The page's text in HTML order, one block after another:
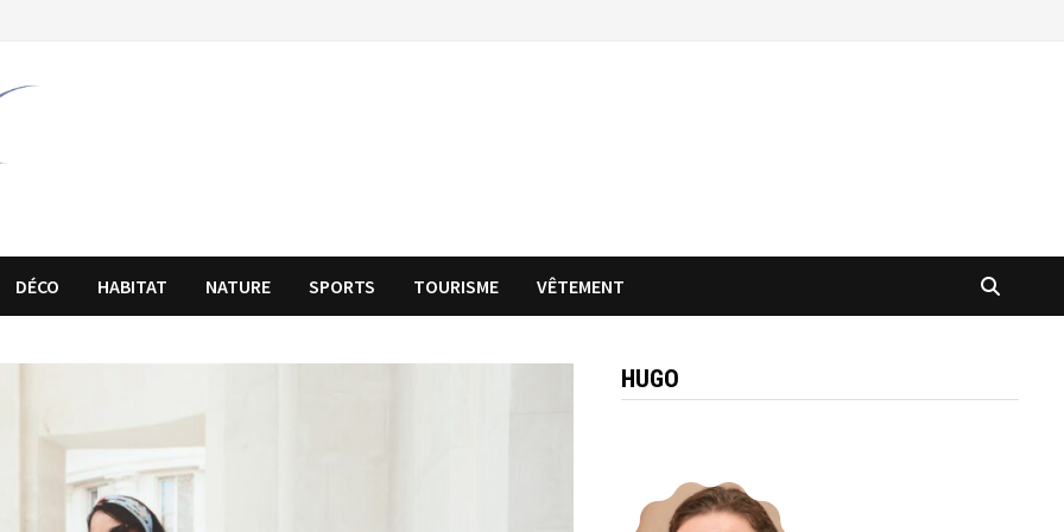
DÉCO HABITAT NATURE SPORTS TOURISME VÊTEMENT
HUGO